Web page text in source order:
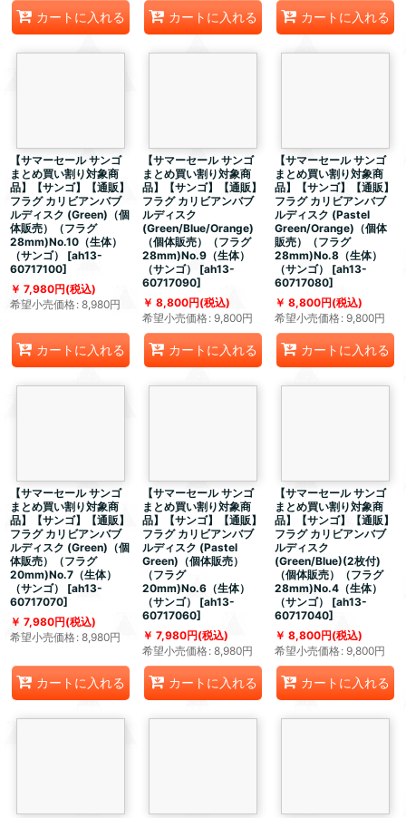
カートに入れる カートに入れる カートに入れる
【サマーセール サンゴ
まとめ買い割り対象商
品】【サンゴ】【通販】
フラグ カリビアンバブ
ルディスク (Green)（個
体販売）（フラグ
28mm)No.10（生体）
（サンゴ）
[ah13-
60717100]
7,980円(税込)
希望小売価格: 8,980円
カートに入れる
【サマーセール サンゴ
まとめ買い割り対象商
品】【サンゴ】【通販】
フラグ カリビアンバブ
ルディスク
(Green/Blue/Orange)
（個体販売）（フラグ
28mm)No.9（生体）
（サンゴ）
[ah13-
60717090]
8,800円(税込)
希望小売価格: 9,800円
カートに入れる
【サマーセール サンゴ
まとめ買い割り対象商
品】【サンゴ】【通販】
フラグ カリビアンバブ
ルディスク (Pastel
Green/Orange)（個体
販売）（フラグ
28mm)No.8（生体）
（サンゴ）
[ah13-
60717080]
8,800円(税込)
希望小売価格: 9,800円
カートに入れる
【サマーセール サンゴ
まとめ買い割り対象商
品】【サンゴ】【通販】
フラグ カリビアンバブ
ルディスク (Green)（個
体販売）（フラグ
20mm)No.7（生体）
（サンゴ）
[ah13-
60717070]
7,980円(税込)
希望小売価格: 8,980円
カートに入れる
【サマーセール サンゴ
まとめ買い割り対象商
品】【サンゴ】【通販】
フラグ カリビアンバブ
ルディスク (Pastel
Green)（個体販売）
（フラグ
20mm)No.6（生体）
（サンゴ）
[ah13-
60717060]
7,980円(税込)
希望小売価格: 8,980円
カートに入れる
【サマーセール サンゴ
まとめ買い割り対象商
品】【サンゴ】【通販】
フラグ カリビアンバブ
ルディスク
(Green/Blue)(2枚付)
（個体販売）（フラグ
28mm)No.4（生体）
（サンゴ）
[ah13-
60717040]
8,800円(税込)
希望小売価格: 9,800円
カートに入れる